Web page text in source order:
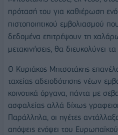
πρότασή του για καθιέρωση
πιστοποιητικού εμβολιασμού
δεδομένα επιτρέψουν τη
μετακινήσεις, θα διευκολύνει
Ο Κυριάκος Μητσοτάκης
ταχείας αδειοδότησης νέων
κοινοτικά όργανα, πάντα με
ασφαλείας αλλά δίχως
Παράλληλα, οι ηγέτες
απόψεις ενόψει του